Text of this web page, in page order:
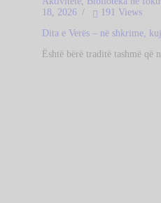
18, 2026
191 Views
Dita e Verës – në shkrime,
Është bërë traditë tashmë